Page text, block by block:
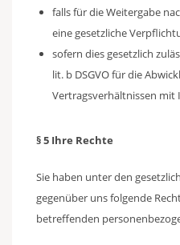
falls für die Weitergabe
eine gesetzliche
sofern dies gesetzlich
lit. b DSGVO für die
Vertragsverhältnissen mit
§ 5 Ihre Rechte
Sie haben unter den
gegenüber uns folgende
betreffenden